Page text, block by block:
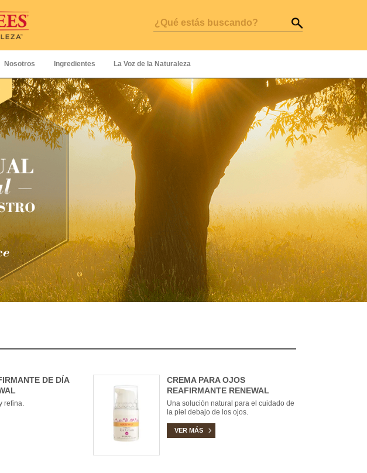
Nosotros Ingredientes La Voz de la Naturaleza
DE DÍA
refina.
CREMA PARA OJOS
REAFIRMANTE RENEWAL
Una solución natural para el cuidado de
la piel debajo de los ojos.
VER MÁS